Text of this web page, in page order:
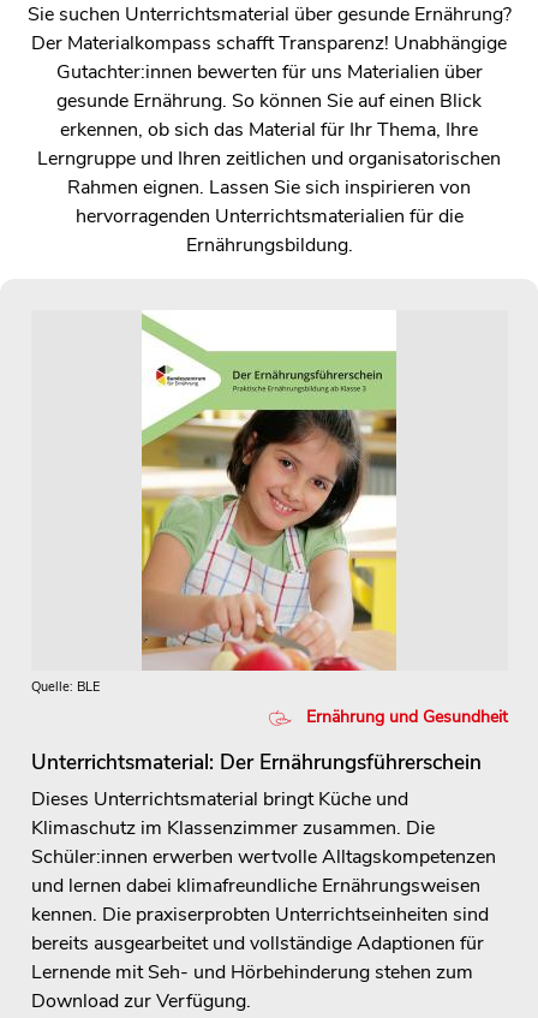
Sie suchen Unterrichtsmaterial über gesunde Ernährung?
Der Materialkompass schafft Transparenz! Unabhängige
Gutachter:innen bewerten für uns Materialien über
gesunde Ernährung. So können Sie auf einen Blick
erkennen, ob sich das Material für Ihr Thema, Ihre
Lerngruppe und Ihren zeitlichen und organisatorischen
Rahmen eignen. Lassen Sie sich inspirieren von
hervorragenden Unterrichtsmaterialien für die
Ernährungsbildung.
Quelle: BLE
Ernährung und Gesundheit
Unterrichtsmaterial: Der Ernährungsführerschein
Dieses Unterrichtsmaterial bringt Küche und
Klimaschutz im Klassenzimmer zusammen. Die
Schüler:innen erwerben wertvolle Alltagskompetenzen
und lernen dabei klimafreundliche Ernährungsweisen
kennen. Die praxiserprobten Unterrichtseinheiten sind
bereits ausgearbeitet und vollständige Adaptionen für
Lernende mit Seh- und Hörbehinderung stehen zum
Download zur Verfügung.